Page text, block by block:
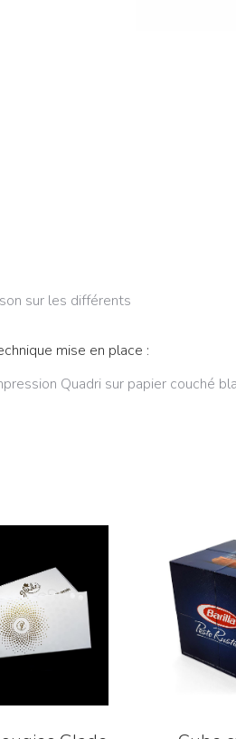
sur les différents
mise en place :
Quadri sur papier couché